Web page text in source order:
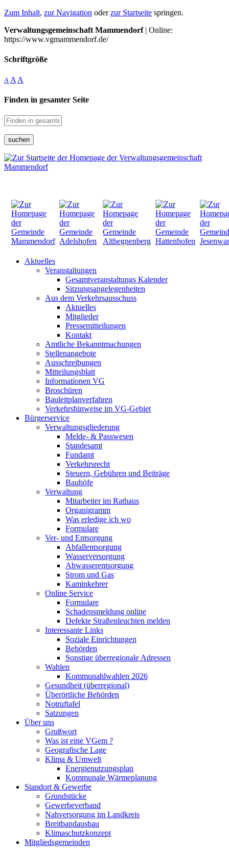
Zum Inhalt, zur Navigation oderzur Startseite springen.
Verwaltungsgemeinschaft Mammendorf| Online:
https://www.vgmammendorf.de/
Schriftgröße
A A A
Finden in gesamter Seite
suchen
Aktuelles
Veranstaltungen
Gesamtveranstaltungs Kalender
Sitzungsangelegenheiten
Aus dem Verkehrsausschuss
Aktuelles
Mitglieder
Pressemitteilungen
Kontakt
Amtliche Bekanntmachungen
Stellenangebote
Ausschreibungen
Mitteilungsblatt
Informationen VG
Broschüren
Bauleitplanverfahren
Verkehrshinweise im VG-Gebiet
Bürgerservice
Verwaltungsgliederung
Melde- & Passwesen
Standesamt
Fundamt
Verkehrsrecht
Steuern, Gebühren und Beiträge
Bauhöfe
Verwaltung
Mitarbeiter im Rathaus
Organigramm
Was erledige ich wo
Formulare
Ver- und Entsorgung
Abfallentsorgung
Wasserversorgung
Abwasserentsorgung
Strom und Gas
Kaminkehrer
Online Service
Formulare
Schadensmeldung online
Defekte Straßenleuchten melden
Interessante Links
Soziale Einrichtungen
Behörden
Sonstige überregionale Adressen
Wahlen
Kommunahlwahlen 2026
Gesundheit (überregional)
Überörtliche Behörden
Notruftafel
Satzungen
Über uns
Grußwort
Was ist eine VGem ?
Geografische Lage
Klima & Umwelt
Energienutzungsplan
Kommunale Wärmeplanung
Standort & Gewerbe
Grundstücke
Gewerbeverband
Nahversorgung im Landkreis
Breitbandausbau
Klimaschutzkonzept
Mitgliedsgemeinden